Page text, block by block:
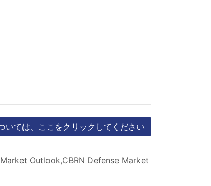
いては、ここをクリックしてください
Outlook,CBRN Defense Market